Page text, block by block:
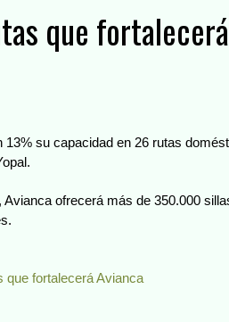
que
su capacidad en 26 rutas
ofrecerá más de 350.000
que fortalecerá Avianca